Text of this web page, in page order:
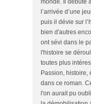
monde. Il débute
l’arrivée d’une
puis il dévie sur
bien d'autres
ont sévi dans le
l'histoire se
toutes plus
Passion, histoire,
dans ce roman.
l'on aurait pu